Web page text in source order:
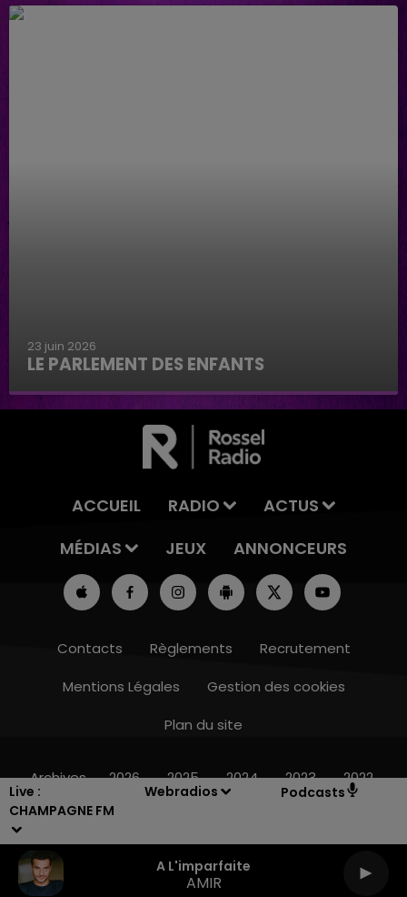
Live :
CHAMPAGNE FM
Webradios Podcasts
A L'imparfaite
AMIR
19h00 - 19h15
23 juin 2026
LE PARLEMENT DES ENFANTS
Le parlement des enfants
ACCUEIL RADIO
ACTUS
MÉDIAS
JEUX ANNONCEURS
Contacts Règlements
Recrutement
Mentions Légales
Gestion des cookies
Plan du site
Archives 2026 2025 2024 2023 2022